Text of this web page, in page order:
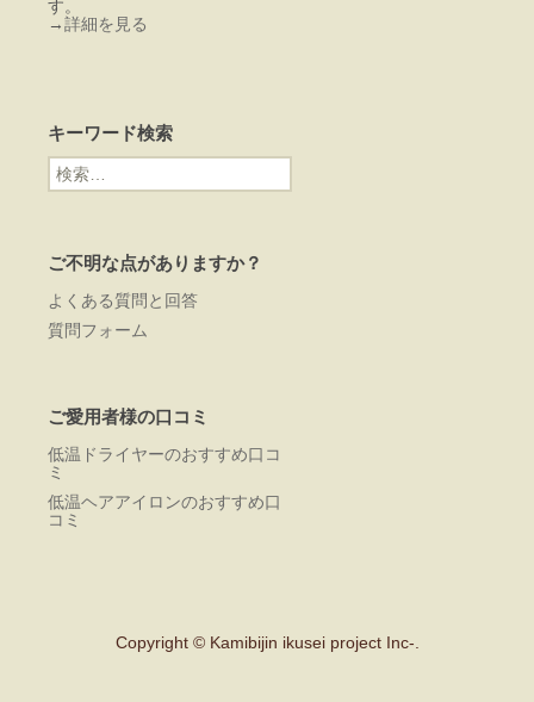
す。
→詳細を見る
キーワード検索
検
索:
ご不明な点がありますか？
よくある質問と回答
質問フォーム
ご愛用者様の口コミ
低温ドライヤーのおすすめ口コ
ミ
低温ヘアアイロンのおすすめ口
コミ
Copyright © Kamibijin ikusei project Inc-.